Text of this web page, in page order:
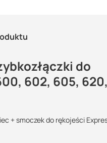
do
602, 605,
+ smoczek do rękojeści